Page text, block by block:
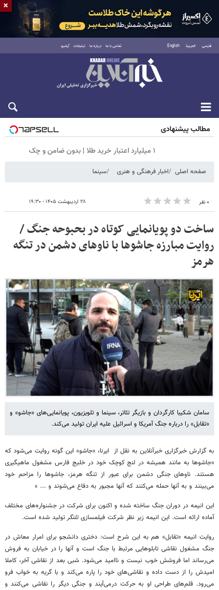
فارسی العربية English تماس با ما درباره ما تبلیغات آرشیو
جمعه ۱۶ مرداد ۱۴۰۵
مطالب پیشنهادی
۱ میلیارد اعتبار خرید طلا | بدون ضامن و چک
صفحه اصلی اخبار فرهنگی و هنری سینما
۰ نفر ۲۸ اردیبهشت ۱۴۰۵ - ۱۹:۳۰
ساخت دو پویانمایی کوتاه در بحبوحه جنگ /
روایت مبارزه جاشوها با ناوهای دشمن در تنگه
هرمز
سامان شکیبا کارگردان و بازیگر تئاتر، سینما و تلویزیون، پویانمایی‌های «جاشو» و
«تقابل» را درباره جنگ آمریکا و اسرائیل علیه ایران تولید می‌کند.
به گزارش خبرگزاری خبرآنلاین به نقل از ایرنا، «جاشو» این گونه روایت می‌شود که
«جاشوها به مانند همیشه در لنج کوچک خود در خلیج فارس مشغول ماهیگیری
هستند. ناوهای جنگی دشمن برای عبور از تنگه هرمز، جاشوها را مزاحم خود
می‌بینند و به آنها حمله می‌کنند که آنها مجبور به دفاع می‌شوند و ... »
این انیمه در دوران جنگ ساخته شده و اکنون برای شرکت در جشنواره‌های مختلف
آماده ارائه است. این انیمه زیر نظر شرکت فیلمسازیتلنگر تولید شده است.
روایت انیمه «تقابل» هم به این شرح است: دختری دانشجو برای امرار معاش در
جنگ مشغول نقاشی تابلوهایی مرتبط با جنگ است و آنها را در خیابان به فروش
می‌رساند اما فروشش خوب نیست و ناامید می‌شود. شبی بعد از نقاشی آخر، کاملا
امیدش را از دست داده و نقاشی‌های خود را پاره می‌کند و با گریه به خواب فرو
می‌رود. قلم‌های طراحی او به حرکت درمی‌آیند و جنگی دیگر را نقاشی می‌کنند و
×